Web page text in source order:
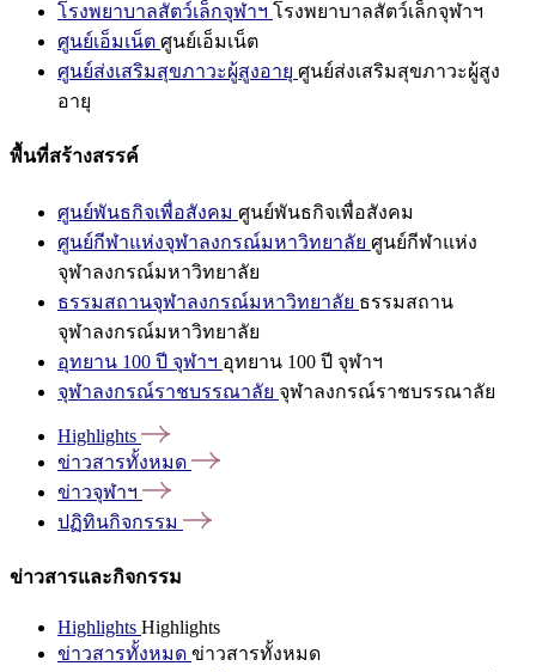
โรงพยาบาลสัตว์เล็กจุฬาฯ โรงพยาบาลสัตว์เล็กจุฬาฯ
ศูนย์เอ็มเน็ต ศูนย์เอ็มเน็ต
ศูนย์ส่งเสริมสุขภาวะผู้สูงอายุ ศูนย์ส่งเสริมสุขภาวะผู้สูง
อายุ
พื้นที่สร้างสรรค์
ศูนย์พันธกิจเพื่อสังคม ศูนย์พันธกิจเพื่อสังคม
ศูนย์กีฬาแห่งจุฬาลงกรณ์มหาวิทยาลัย ศูนย์กีฬาแห่ง
จุฬาลงกรณ์มหาวิทยาลัย
ธรรมสถานจุฬาลงกรณ์มหาวิทยาลัย ธรรมสถาน
จุฬาลงกรณ์มหาวิทยาลัย
อุทยาน 100 ปี จุฬาฯ อุทยาน 100 ปี จุฬาฯ
จุฬาลงกรณ์ราชบรรณาลัย จุฬาลงกรณ์ราชบรรณาลัย
Highlights
ข่าวสารทั้งหมด
ข่าวจุฬาฯ
ปฏิทินกิจกรรม
ข่าวสารและกิจกรรม
Highlights Highlights
ข่าวสารทั้งหมด ข่าวสารทั้งหมด